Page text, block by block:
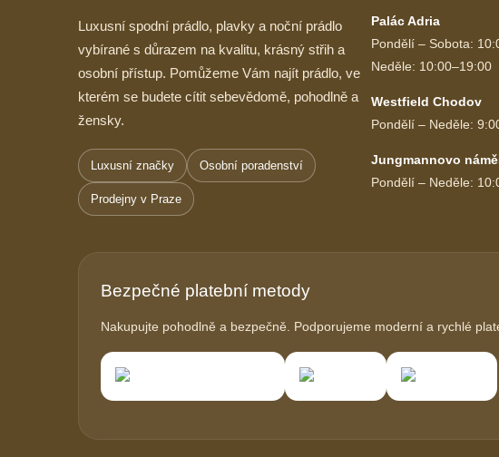
Luxusní spodní prádlo, plavky a noční prádlo
vybírané s důrazem na kvalitu, krásný střih a
osobní přístup. Pomůžeme Vám najít prádlo, ve
kterém se budete cítit sebevědomě, pohodlně a
žensky.
Luxusní značky Osobní poradenství
Prodejny v Praze
Palác Adria
Pondělí – Sobota:
Neděle: 10:00–19:00
Westfield Chodov
Pondělí – Neděle:
Jungmannovo
Pondělí – Neděle:
Bezpečné platební metody
Nakupujte pohodlně a bezpečně. Podporujeme moderní a rychlé